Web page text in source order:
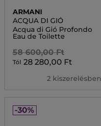
ARMANI
ACQUA DI GIÓ
Acqua di Gió Profondo
Eau de Toilette
58 600,00 Ft
Tól 28 280,00 Ft
2 kiszerelésben
-30%